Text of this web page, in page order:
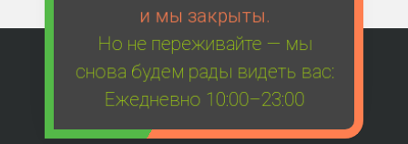
и мы закрыты.
Но не переживайте — мы
снова будем рады видеть вас:
Ежедневно 10:00–23:00